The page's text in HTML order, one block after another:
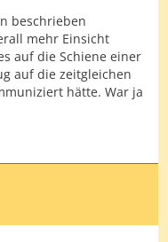
beschrieben
mehr Einsicht
auf die Schiene einer
auf die zeitgleichen
hätte. War ja